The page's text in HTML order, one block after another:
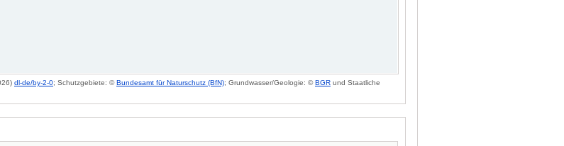
dl-de/by-2-0; Schutzgebiete: ©Bundesamt für Naturschutz (BfN); Grundwasser/Geologie: ©BGR und Staatliche